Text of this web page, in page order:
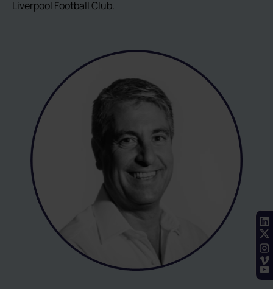
Liverpool Football Club.